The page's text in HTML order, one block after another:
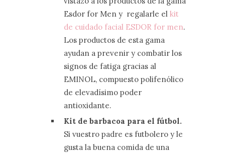
Esdor for Men y regalarle el kit
de cuidado facial ESDOR for men.
Los productos de esta gama
ayudan a prevenir y combatir los
signos de fatiga gracias al
EMINOL, compuesto polifenólico
de elevadísimo poder
antioxidante.
Kit de barbacoa para el fútbol.
Si vuestro padre es futbolero y le
gusta la buena comida de una